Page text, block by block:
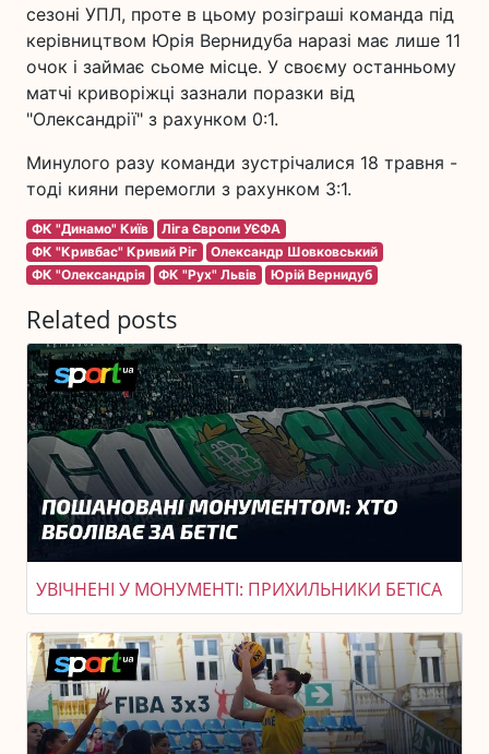
сезоні УПЛ, проте в цьому розіграші команда під
керівництвом Юрія Вернидуба наразі має лише 11
очок і займає сьоме місце. У своєму останньому
матчі криворіжці зазнали поразки від
"Олександрії" з рахунком 0:1.
Минулого разу команди зустрічалися 18 травня -
тоді кияни перемогли з рахунком 3:1.
ФК "Динамо" Київ
Ліга Європи УЄФА
ФК "Кривбас" Кривий Ріг
Олександр Шовковський
ФК "Олександрія
ФК "Рух" Львів Юрій Вернидуб
Related posts
УВІЧНЕНІ У МОНУМЕНТІ: ПРИХИЛЬНИКИ БЕТІСА